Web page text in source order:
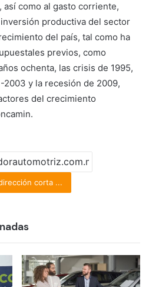
como al gasto corriente,
productiva del sector
del país, tal como ha
previos, como
ochenta, las crisis de 1995,
2003 y la recesión de 2009,
del crecimiento
corta ...